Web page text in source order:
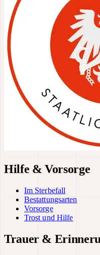
Hilfe & Vorsorge
Im Sterbefall
Bestattungsarten
Vorsorge
Trost und Hilfe
Trauer &